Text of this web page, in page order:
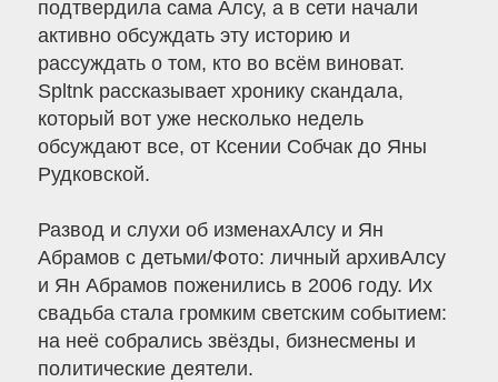
подтвердила сама Алсу, а в сети начали
активно обсуждать эту историю и
рассуждать о том, кто во всём виноват.
Spltnk рассказывает хронику скандала,
который вот уже несколько недель
обсуждают все, от Ксении Собчак до Яны
Рудковской.
Развод и слухи об изменахАлсу и Ян
Абрамов с детьми/Фото: личный архивАлсу
и Ян Абрамов поженились в 2006 году. Их
свадьба стала громким светским событием:
на неё собрались звёзды, бизнесмены и
политические деятели.